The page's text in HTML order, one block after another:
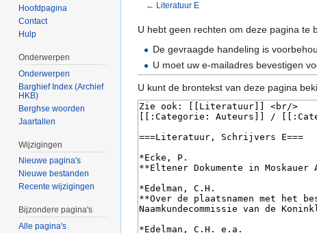
← Literatuur E
U hebt geen rechten om deze pagina te
De gevraagde handeling is
U moet uw e-mailadres bevestigen
U kunt de brontekst van deze pagina
Hoofdpagina
Contact
Hulp
Onderwerpen
Onderwerpen
Barghief Index (Archief
HKB)
Berghse woorden
Jaartallen
Wijzigingen
Nieuwe pagina's
Nieuwe bestanden
Recente wijzigingen
Bijzondere pagina's
Alle pagina's